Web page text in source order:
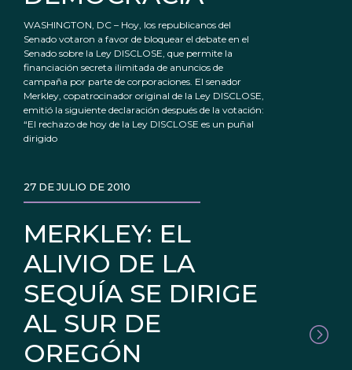
WASHINGTON, DC – Hoy, los republicanos del
Senado votaron a favor de bloquear el debate en el
Senado sobre la Ley DISCLOSE, que permite la
financiación secreta ilimitada de anuncios de
campaña por parte de corporaciones. El senador
Merkley, copatrocinador original de la Ley DISCLOSE,
emitió la siguiente declaración después de la votación:
“El rechazo de hoy de la Ley DISCLOSE es un puñal
dirigido
MERKLEY: EL
ALIVIO DE LA
SEQUÍA SE DIRIGE
AL SUR DE
OREGÓN
27 DE JULIO DE 2010